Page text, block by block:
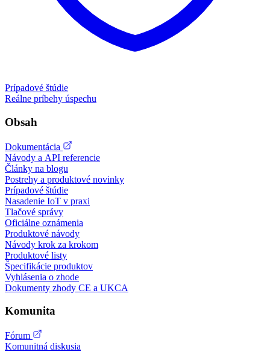
Prípadové štúdie
Reálne príbehy úspechu
Obsah
Dokumentácia
Návody a API referencie
Články na blogu
Postrehy a produktové novinky
Prípadové štúdie
Nasadenie IoT v praxi
Tlačové správy
Oficiálne oznámenia
Produktové návody
Návody krok za krokom
Produktové listy
Špecifikácie produktov
Vyhlásenia o zhode
Dokumenty zhody CE a UKCA
Komunita
Fórum
Komunitná diskusia